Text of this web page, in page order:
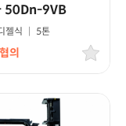
50Dn-9VB
젤식 | 5톤
의